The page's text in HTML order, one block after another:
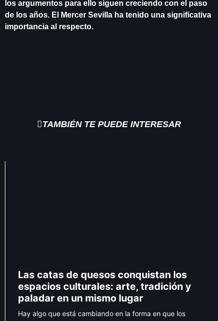
los argumentos para ello siguen creciendo con el paso
de los años. El Mercer Sevilla ha tenido una significativa
importancia al respecto.
TAMBIÉN TE PUEDE INTERESAR
Las catas de quesos conquistan los
espacios culturales: arte, tradición y
paladar en un mismo lugar
Hay algo que está cambiando en la forma en que los